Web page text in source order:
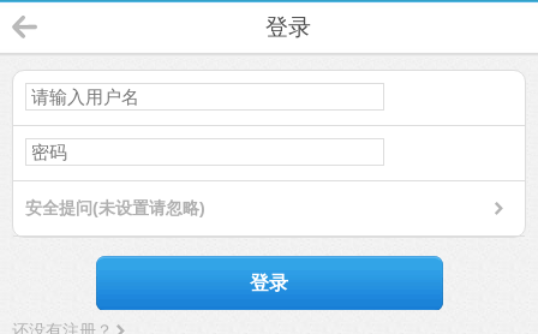
登录
安全提问(未设置请忽略)
登录